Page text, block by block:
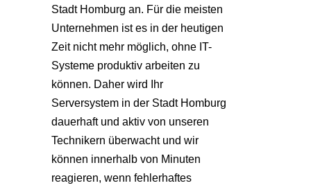
Stadt Homburg an. Für die meisten
Unternehmen ist es in der heutigen
Zeit nicht mehr möglich, ohne IT-
Systeme produktiv arbeiten zu
können. Daher wird Ihr
Serversystem in der Stadt Homburg
dauerhaft und aktiv von unseren
Technikern überwacht und wir
können innerhalb von Minuten
reagieren, wenn fehlerhaftes